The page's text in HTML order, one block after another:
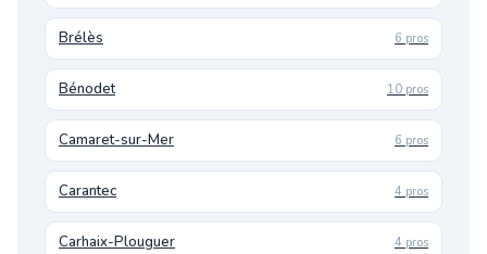
Brélès 6 pros
Bénodet 10 pros
Camaret-sur-Mer 6 pros
Carantec 4 pros
Carhaix-Plouguer 4 pros